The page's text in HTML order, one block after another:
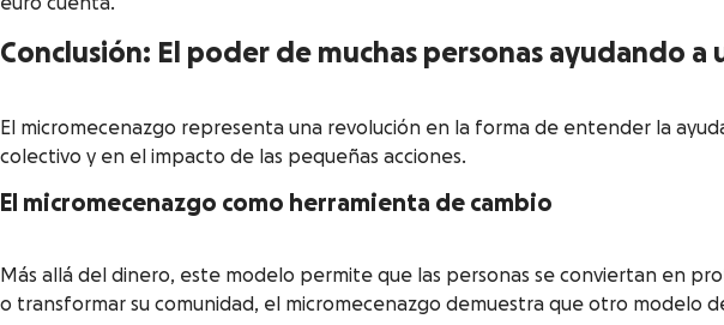
Conclusión: El poder de muchas personas ayudando a
El micromecenazgo representa una revolución en la forma de entender la
colectivo y en el impacto de las pequeñas acciones.
El micromecenazgo como herramienta de cambio
Más allá del dinero, este modelo permite que las personas se conviertan en
o transformar su comunidad, el micromecenazgo demuestra que otro modelo